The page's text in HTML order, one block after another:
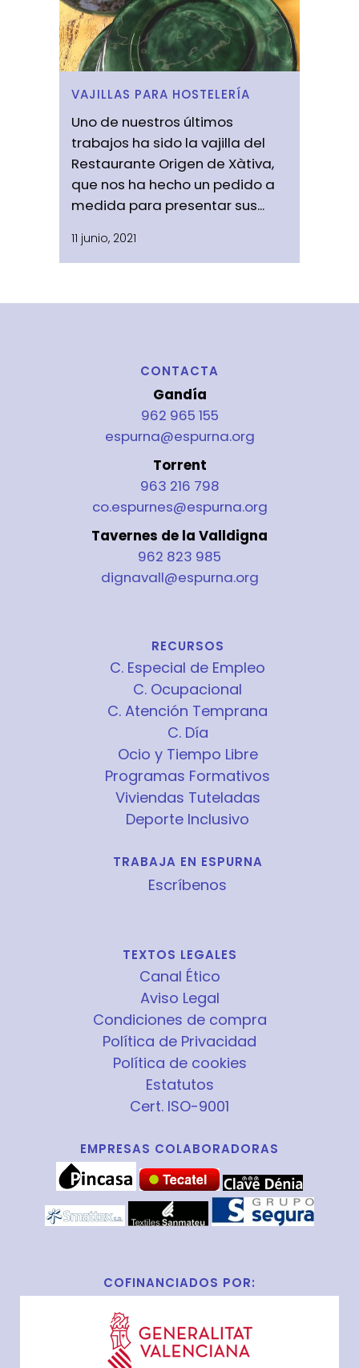
VAJILLAS PARA HOSTELERÍA
Uno de nuestros últimos
trabajos ha sido la vajilla del
Restaurante Origen de Xàtiva,
que nos ha hecho un pedido a
medida para presentar sus...
11 junio, 2021
CONTACTA
Gandía
962 965 155
espurna@espurna.org
Torrent
963 216 798
co.espurnes@espurna.org
Tavernes de la Valldigna
962 823 985
dignavall@espurna.org
RECURSOS
C. Especial de Empleo
C. Ocupacional
C. Atención Temprana
C. Día
Ocio y Tiempo Libre
Programas Formativos
Viviendas Tuteladas
Deporte Inclusivo
TRABAJA EN ESPURNA
Escríbenos
TEXTOS LEGALES
Canal Ético
Aviso Legal
Condiciones de compra
Política de Privacidad
Política de cookies
Estatutos
Cert. ISO-9001
EMPRESAS COLABORADORAS
COFINANCIADOS POR: